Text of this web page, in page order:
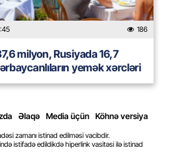
186
milyon, Rusiyada 16,7
yemək xərcləri
Əlaqə Media üçün Köhnə versiya
zamanı istinad edilməsi vacibdir.
istifadə edildikdə hiperlink vasitəsi ilə istinad